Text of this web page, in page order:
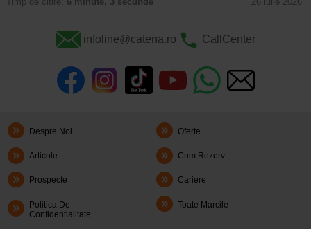
infoline@catena.ro CallCenter
Despre Noi Oferte
Articole Cum Rezerv
Prospecte Cariere
Politica De
Confidentialitate
Toate Marcile